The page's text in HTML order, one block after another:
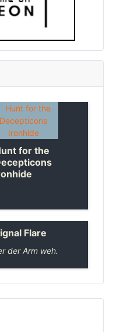
for the
Flare
der Arm weh.